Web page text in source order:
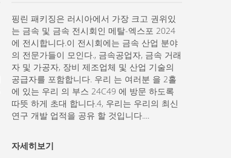
핑린 패키징은 러시아에서 가장 크고 권위있
는 금속 및 금속 전시회인 메탈-엑스포 2024
에 전시합니다.이 전시회에는 금속 산업 분야
의 전문가들이 모인다., 금속공업자, 금속 거래
자 및 가공자, 장비 제조업체 및 산업 기술의
공급자를 포함합니다. 우리 는 여러분 을 2홀
에 있는 우리 의 부스 24C49 에 방문 하도록
따뜻 하게 초대 합니다.4, 우리는 우리의 최신
연구 개발 업적을 공유 할 것입니다....
자세히보기